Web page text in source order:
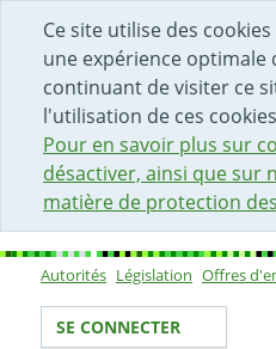
Ce site utilise des
une expérience optimale
continuant de visiter ce
l'utilisation de ces
Pour en savoir plus sur
désactiver, ainsi que sur
matière de protection
DÉBUT DU CONTENU DE
ACCÈS AU CHAMP DE
PAGE D'ACCUEIL
FORMULAIRE DE CONTACT
Sous-
Autorités Législation Offres
Votre identité
SE CONNECTER